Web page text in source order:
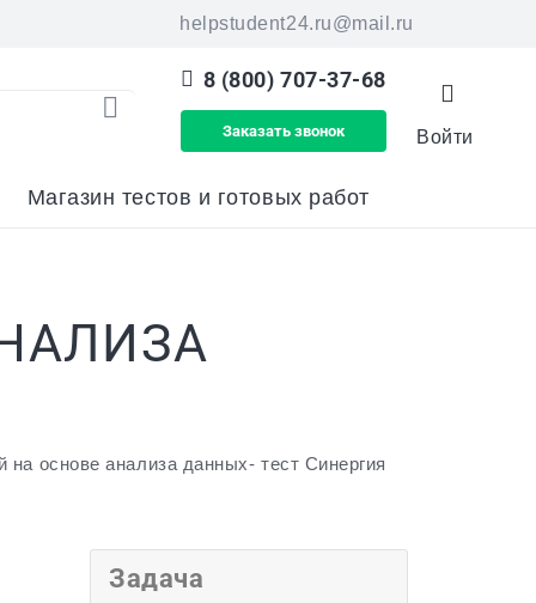
helpstudent24.ru@mail.ru
найденных результатов
8 (800) 707-37-68
Заказать звонок Войти
Магазин тестов и готовых работ
на основе анализа данных- тест Синергия
Задача